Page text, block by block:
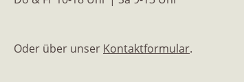
Oder über unser Kontaktformular.